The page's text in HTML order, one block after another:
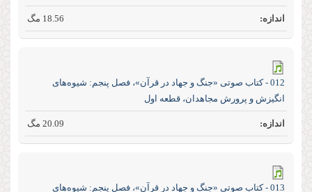
18.56 مگ
012 - کتاب صوتی «جنگ و جهاد در قرآن»، فصل پنجم: شیوه‌های
انگیزش و پرورش مجاهدان، قطعه اول
20.09 مگ
013 - کتاب صوتی «جنگ و جهاد در قرآن»، فصل پنجم: شیوه‌های